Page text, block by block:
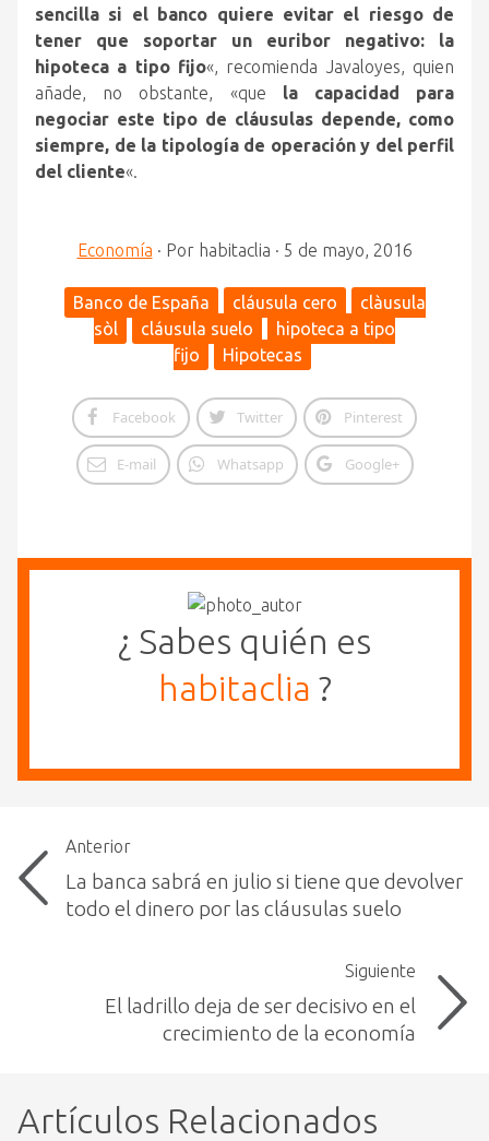
sencilla si el banco quiere evitar el riesgo de
tener que soportar un euribor negativo: la
hipoteca a tipo fijo«, recomienda Javaloyes, quien
añade, no obstante, «que la capacidad para
negociar este tipo de cláusulas depende, como
siempre, de la tipología de operación y del perfil
del cliente«.
Economía · Por habitaclia · 5 de mayo, 2016
Banco de España cláusula cero
clàusula
sòl
cláusula suelo
hipoteca a tipo
fijo
Hipotecas
Facebook Twitter Pinterest
E-mail Whatsapp Google+
¿ Sabes quién es
habitaclia ?
Anterior
La banca sabrá en julio si tiene que devolver
todo el dinero por las cláusulas suelo
Siguiente
El ladrillo deja de ser decisivo en el
crecimiento de la economía
Artículos Relacionados